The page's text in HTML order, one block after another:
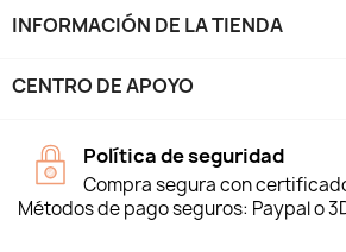
INFORMACIÓN DE LA TIENDA
CENTRO DE APOYO
Política de seguridad
Compra segura con
Métodos de pago seguros: Paypal o